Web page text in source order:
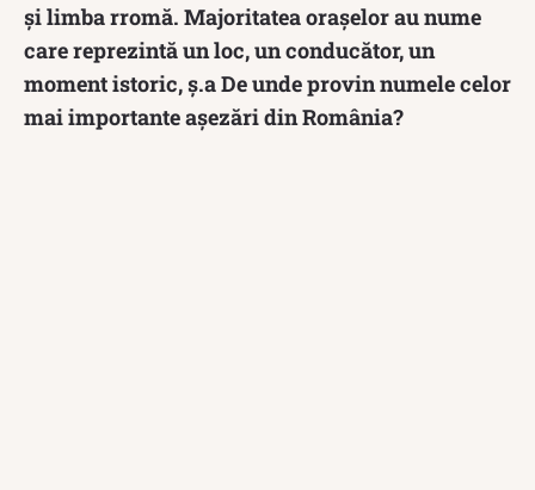
și limba rromă. Majoritatea orașelor au nume
care reprezintă un loc, un conducător, un
moment istoric, ș.a De unde provin numele celor
mai importante așezări din România?